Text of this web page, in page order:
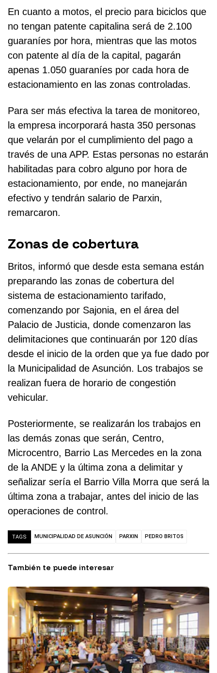
En cuanto a motos, el precio para biciclos que
no tengan patente capitalina será de 2.100
guaraníes por hora, mientras que las motos
con patente al día de la capital, pagarán
apenas 1.050 guaraníes por cada hora de
estacionamiento en las zonas controladas.
Para ser más efectiva la tarea de monitoreo,
la empresa incorporará hasta 350 personas
que velarán por el cumplimiento del pago a
través de una APP. Estas personas no estarán
habilitadas para cobro alguno por hora de
estacionamiento, por ende, no manejarán
efectivo y tendrán salario de Parxin,
remarcaron.
Zonas de cobertura
Britos, informó que desde esta semana están
preparando las zonas de cobertura del
sistema de estacionamiento tarifado,
comenzando por Sajonia, en el área del
Palacio de Justicia, donde comenzaron las
delimitaciones que continuarán por 120 días
desde el inicio de la orden que ya fue dado por
la Municipalidad de Asunción. Los trabajos se
realizan fuera de horario de congestión
vehicular.
Posteriormente, se realizarán los trabajos en
las demás zonas que serán, Centro,
Microcentro, Barrio Las Mercedes en la zona
de la ANDE y la última zona a delimitar y
señalizar sería el Barrio Villa Morra que será la
última zona a trabajar, antes del inicio de las
operaciones de control.
TAGS MUNICIPALIDAD DE ASUNCIÓN PARXIN PEDRO BRITOS
También te puede interesar